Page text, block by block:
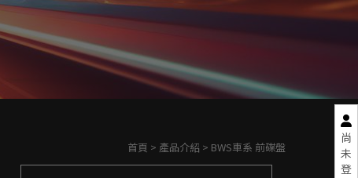
尚
未
登
首頁 > 產品介紹 > BWS車系 前碟盤